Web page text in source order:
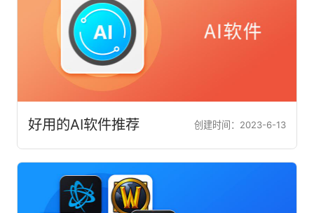
好用的AI软件推荐 创建时间：2023-6-13